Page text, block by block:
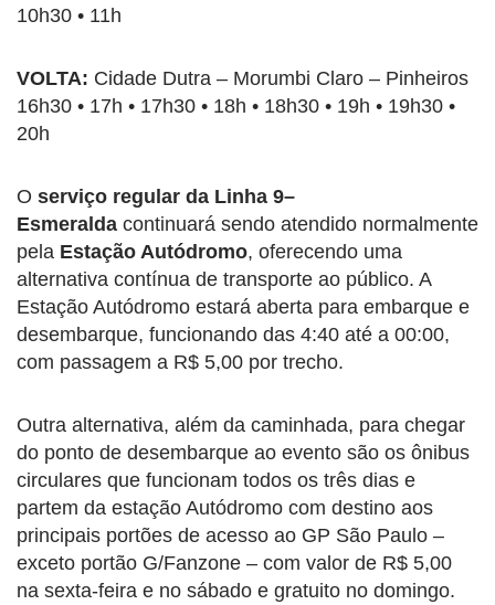
10h30 • 11h
VOLTA: Cidade Dutra – Morumbi Claro – Pinheiros
16h30 • 17h • 17h30 • 18h • 18h30 • 19h • 19h30 •
20h
O serviço regular da Linha 9–
Esmeralda continuará sendo atendido normalmente
pela Estação Autódromo, oferecendo uma
alternativa contínua de transporte ao público. A
Estação Autódromo estará aberta para embarque e
desembarque, funcionando das 4:40 até a 00:00,
com passagem a R$ 5,00 por trecho.
Outra alternativa, além da caminhada, para chegar
do ponto de desembarque ao evento são os ônibus
circulares que funcionam todos os três dias e
partem da estação Autódromo com destino aos
principais portões de acesso ao GP São Paulo –
exceto portão G/Fanzone – com valor de R$ 5,00
na sexta-feira e no sábado e gratuito no domingo.